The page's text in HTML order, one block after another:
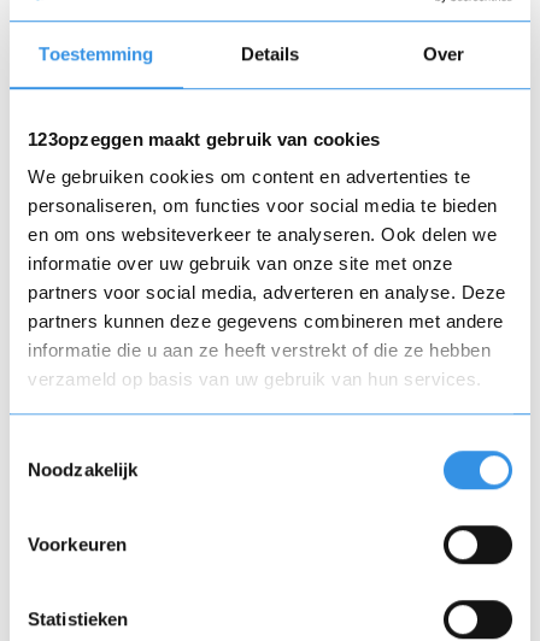
Toestemming Details Over
123opzeggen maakt gebruik van cookies
We gebruiken cookies om content en advertenties te
personaliseren, om functies voor social media te bieden
en om ons websiteverkeer te analyseren. Ook delen we
informatie over uw gebruik van onze site met onze
partners voor social media, adverteren en analyse. Deze
partners kunnen deze gegevens combineren met andere
informatie die u aan ze heeft verstrekt of die ze hebben
verzameld op basis van uw gebruik van hun services.
Noodzakelijk
Voorkeuren
Statistieken
naar de juiste methode.
De Nederlandse
werd opgericht in 1974 en